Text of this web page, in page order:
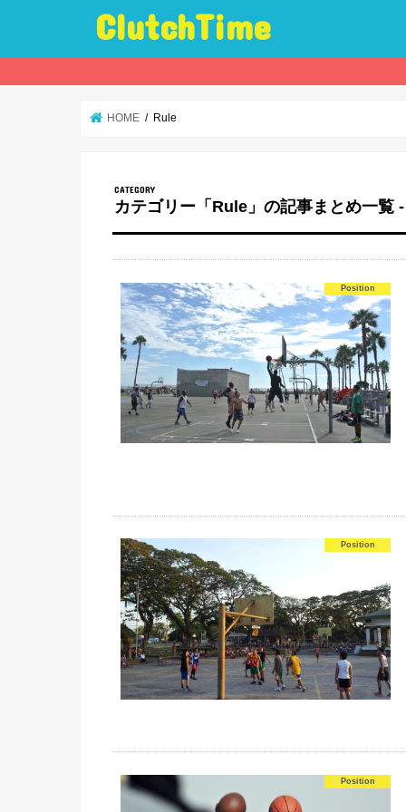
ClutchTime
HOME Rule
カテゴリー「Rule」の記事まとめ一覧
Position
Position
Position